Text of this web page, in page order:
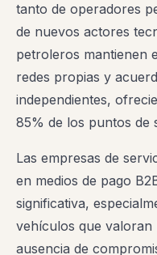
tanto de operadores
de nuevos actores
petroleros mantienen
redes propias y
independientes,
85% de los puntos de
Las empresas de
en medios de pago
significativa,
vehículos que valoran
ausencia de